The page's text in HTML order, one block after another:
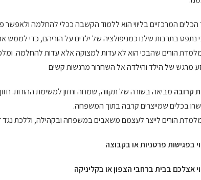
המרכזיים בליווי הוא ללמוד הקשבה ככלי להחלמה ולאפשר
נתפס בתרבות שלנו כמניפולציה של ילדים על הוריהם, כדי לממש
הורים שהבכי הוא לא עדות למצוקה אלא עדות להחלמה.
מרגש של הילד והילדה אל השחרור מרגשות קשים
קרובה מביאה בשורה של תקווה, שמחה וחזון למשימת ההורות.
בכלים שמייצרים קרבה בתוך המשפחה.
הורים לייצר לעצמם משאבים במשפחה ובקהילה, וללכת נגד
בפגישות פרטניות או בקבוצה
אצלכם בבית ברחבי הצפון או בקליניקה